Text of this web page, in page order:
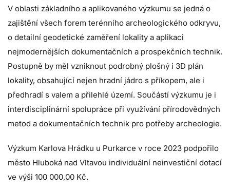
V oblasti základního a aplikovaného výzkumu se jedná o
zajištění všech forem terénního archeologického odkryvu,
o detailní geodetické zaměření lokality a aplikaci
nejmodernějších dokumentačních a prospekčních technik.
Postupně by měl vzniknout podrobný plošný i 3D plán
lokality, obsahující nejen hradní jádro s příkopem, ale i
předhradí s valem a přilehlé území. Součástí výzkumu je i
interdisciplinární spolupráce při využívání přírodovědných
metod a dokumentačních technik pro potřeby archeologie.
Výzkum Karlova Hrádku u Purkarce v roce 2023 podpořilo
město Hluboká nad Vltavou individuální neinvestiční dotací
ve výši 100 000,00 Kč.